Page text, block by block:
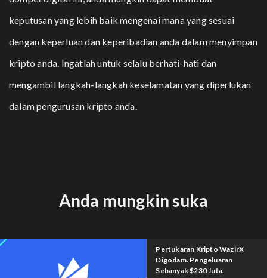
keputusan yang lebih baik mengenai mana yang sesuai
dengan keperluan dan keperibadian anda dalam menyimpan
kripto anda. Ingatlah untuk selalu berhati-hati dan
mengambil langkah-langkah keselamatan yang diperlukan
dalam pengurusan kripto anda.
Anda mungkin suka
Pertukaran Kripto WazirX
Digodam. Pengeluaran
Sebanyak $230 Juta.